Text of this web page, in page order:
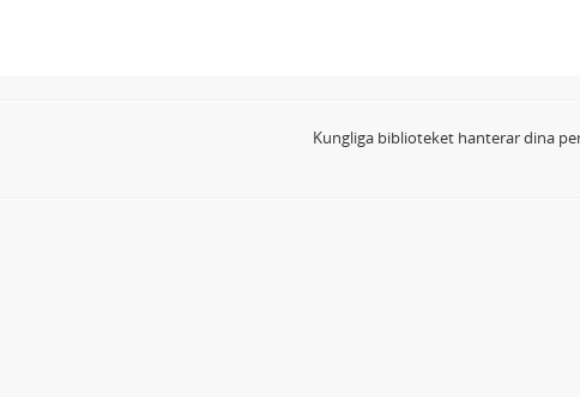
Kungliga biblioteket hanterar dina